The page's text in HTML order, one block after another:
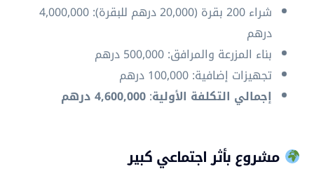
شراء 200 بقرة (20,000 درهم للبقرة): 4,000,000
درهم
بناء المزرعة والمرافق: 500,000 درهم
تجهيزات إضافية: 100,000 درهم
إجمالي التكلفة الأولية:4,600,000 درهم
مشروع بأثر اجتماعي كبير